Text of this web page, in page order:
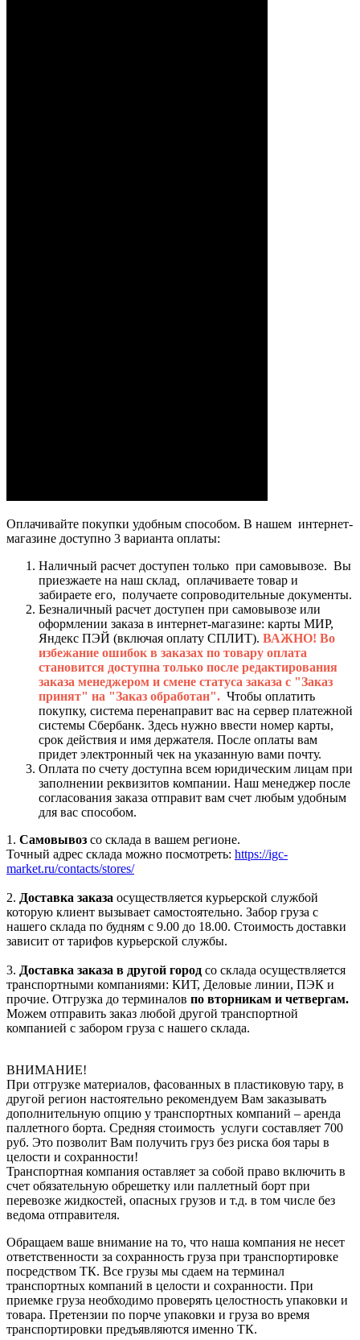
Оплачивайте покупки удобным способом. В нашем интернет-
магазине доступно 3 варианта оплаты:
Наличный расчет доступен только при самовывозе. Вы
приезжаете на наш склад, оплачиваете товар и
забираете его, получаете сопроводительные документы.
Безналичный расчет доступен при самовывозе или
оформлении заказа в интернет-магазине: карты МИР,
Яндекс ПЭЙ (включая оплату СПЛИТ). ВАЖНО! Во
избежание ошибок в заказах по товару оплата
становится доступна только после редактирования
заказа менеджером и смене статуса заказа с "Заказ
принят" на "Заказ обработан". Чтобы оплатить
покупку, система перенаправит вас на сервер платежной
системы Сбербанк. Здесь нужно ввести номер карты,
срок действия и имя держателя. После оплаты вам
придет электронный чек на указанную вами почту.
Оплата по счету доступна всем юридическим лицам при
заполнении реквизитов компании. Наш менеджер после
согласования заказа отправит вам счет любым удобным
для вас способом.
1. Самовывоз со склада в вашем регионе.
Точный адрес склада можно посмотреть: https://igc-
market.ru/contacts/stores/
2. Доставка заказа осуществляется курьерской службой
которую клиент вызывает самостоятельно. Забор груза с
нашего склада по будням с 9.00 до 18.00. Стоимость доставки
зависит от тарифов курьерской службы.
3. Доставка заказа в другой город со склада осуществляется
транспортными компаниями: КИТ, Деловые линии, ПЭК и
прочие. Отгрузка до терминалов по вторникам и четвергам.
Можем отправить заказ любой другой транспортной
компанией с забором груза с нашего склада.
ВНИМАНИЕ!
При отгрузке материалов, фасованных в пластиковую тару, в
другой регион настоятельно рекомендуем Вам заказывать
дополнительную опцию у транспортных компаний – аренда
паллетного борта. Средняя стоимость услуги составляет 700
руб. Это позволит Вам получить груз без риска боя тары в
целости и сохранности!
Транспортная компания оставляет за собой право включить в
счет обязательную обрешетку или паллетный борт при
перевозке жидкостей, опасных грузов и т.д. в том числе без
ведома отправителя.
Обращаем ваше внимание на то, что наша компания не несет
ответственности за сохранность груза при транспортировке
посредством ТК. Все грузы мы сдаем на терминал
транспортных компаний в целости и сохранности. При
приемке груза необходимо проверять целостность упаковки и
товара. Претензии по порче упаковки и груза во время
транспортировки предъявляются именно ТК.